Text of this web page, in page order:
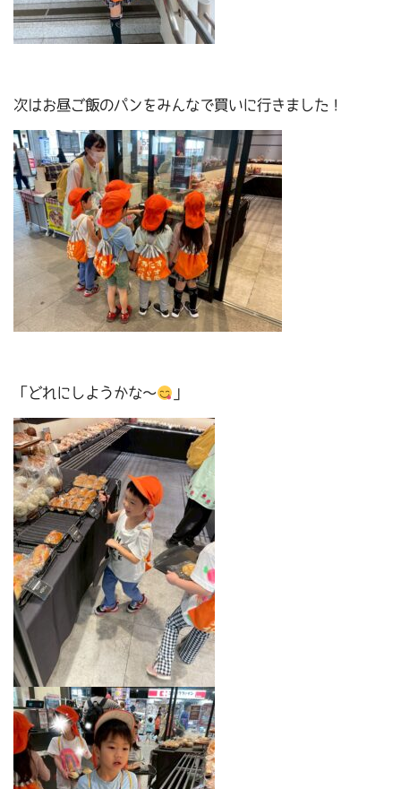
次はお昼ご飯のパンをみんなで買いに行きました！
「どれにしようかな～ 」